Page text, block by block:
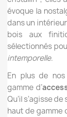
évoque la
dans un
bois aux
sélectionnés
intemporelle.
En plus de
gamme d’
Qu’il s’agisse
haut de gamme